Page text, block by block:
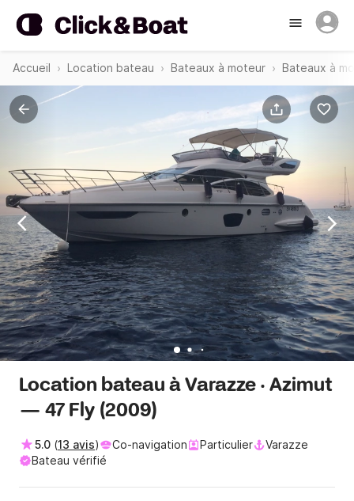
Accueil Location bateau Bateaux à moteur Bateaux à
Location bateau à Varazze · Azimut
— 47 Fly (2009)
5.0 (13 avis) Co-navigation Particulier
Varazze
Bateau vérifié